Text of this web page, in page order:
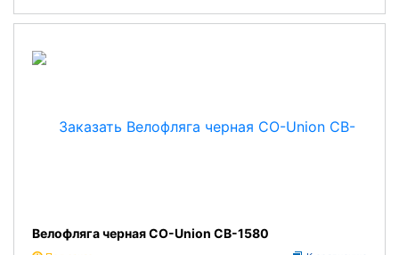
Велофляга серебристая CO-Union CB-1580
Велофляга черная CO-Union CB-1580